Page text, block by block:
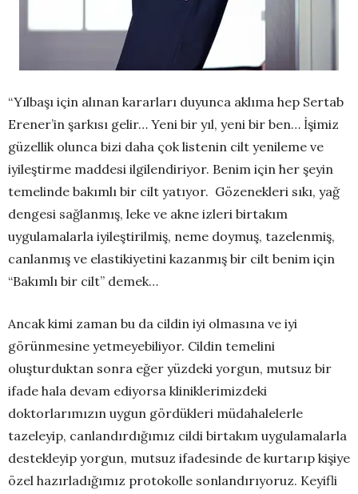
“Yılbaşı için alınan kararları duyunca aklıma hep Sertab
Erener’in şarkısı gelir… Yeni bir yıl, yeni bir ben… İşimiz
güzellik olunca bizi daha çok listenin cilt yenileme ve
iyileştirme maddesi ilgilendiriyor. Benim için her şeyin
temelinde bakımlı bir cilt yatıyor. Gözenekleri sıkı, yağ
dengesi sağlanmış, leke ve akne izleri birtakım
uygulamalarla iyileştirilmiş, neme doymuş, tazelenmiş,
canlanmış ve elastikiyetini kazanmış bir cilt benim için
“Bakımlı bir cilt” demek…
Ancak kimi zaman bu da cildin iyi olmasına ve iyi
görünmesine yetmeyebiliyor. Cildin temelini
oluşturduktan sonra eğer yüzdeki yorgun, mutsuz bir
ifade hala devam ediyorsa kliniklerimizdeki
doktorlarımızın uygun gördükleri müdahalelerle
tazeleyip, canlandırdığımız cildi birtakım uygulamalarla
destekleyip yorgun, mutsuz ifadesinde de kurtarıp kişiye
özel hazırladığımız protokolle sonlandırıyoruz. Keyifli